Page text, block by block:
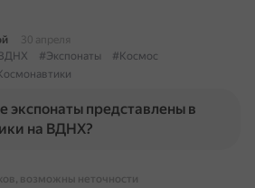
30 апреля
#Экспонаты
#Космос
экспонаты представлены в
на ВДНХ?
возможны неточности